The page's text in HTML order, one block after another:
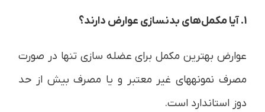
1. آیا مکمل‌های بدنسازی عوارض دارند؟
عوارض بهترین مکمل برای عضله سازی تنها در صورت
مصرف نمونه‎های غیر معتبر و یا مصرف بیش از حد
دوز استاندارد است.